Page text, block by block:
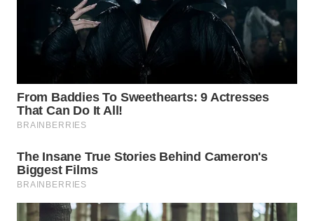
KARAWANG
WN
BEKASI
WN
BOGOR
DEPOK
TAPANULI